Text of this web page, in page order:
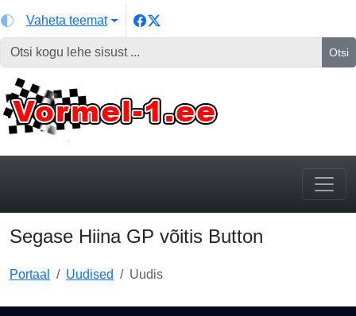
Vaheta teemat
Otsi
Segase Hiina GP võitis Button
Portaal Uudised Uudis